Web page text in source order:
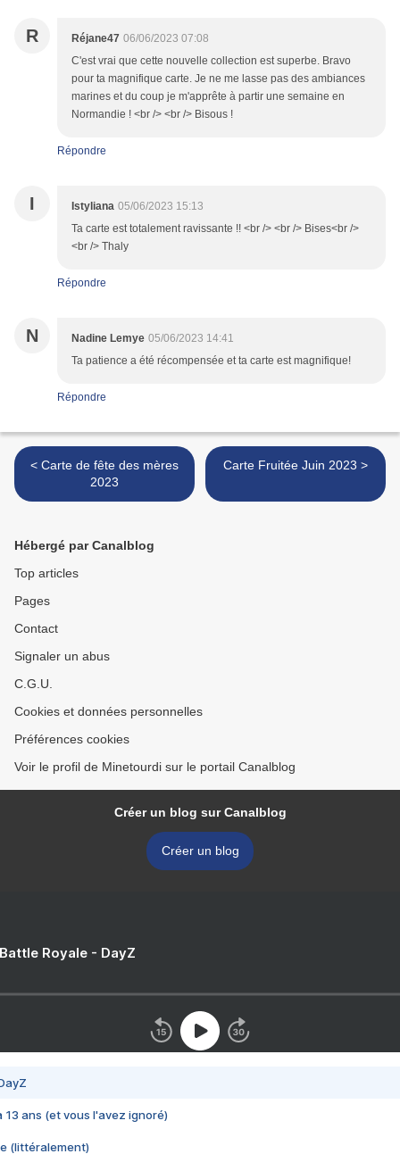
R Réjane47 06/06/2023 07:08
C'est vrai que cette nouvelle collection est superbe. Bravo
pour ta magnifique carte. Je ne me lasse pas des ambiances
marines et du coup je m'apprête à partir une semaine en
Normandie ! <br /> <br /> Bisous !
Répondre
I Istyliana 05/06/2023 15:13
Ta carte est totalement ravissante !! <br /> <br /> Bises<br />
<br /> Thaly
Répondre
N Nadine Lemye 05/06/2023 14:41
Ta patience a été récompensée et ta carte est magnifique!
Répondre
< Carte de fête des mères
2023
Carte Fruitée Juin 2023 >
Hébergé par Canalblog
Top articles
Pages
Contact
Signaler un abus
C.G.U.
Cookies et données personnelles
Préférences cookies
Voir le profil de Minetourdi sur le portail Canalblog
Créer un blog sur Canalblog
Créer un blog
Royale - DayZ
13 ans (et vous l'avez ignoré)
(littéralement)